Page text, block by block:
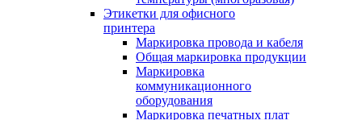
Этикетки для офисного
принтера
Маркировка провода и кабеля
Общая маркировка продукции
Маркировка
коммуникационного
оборудования
Маркировка печатных плат